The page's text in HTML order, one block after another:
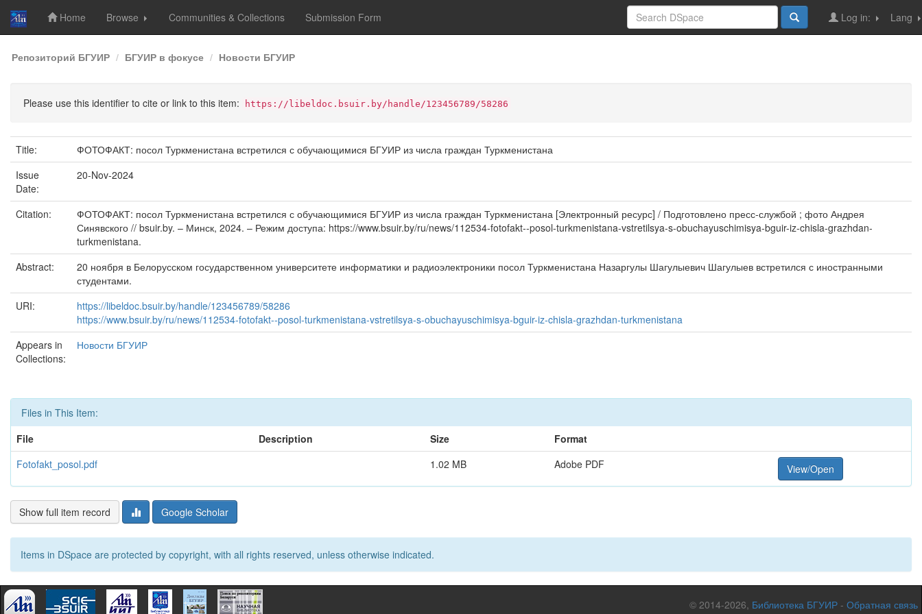
Skip
navigation
Home Browse Communities & Collections Submission Form Lang
Log in:
Репозиторий БГУИР БГУИР в фокусе Новости БГУИР
Please use this identifier to cite or link to this item: https://libeldoc.bsuir.by/handle/123456789/58286
Title:
ФОТОФАКТ: посол Туркменистана встретился с обучающимися БГУИР из числа граждан Туркменистана
Issue
Date:
20-Nov-2024
Citation:
ФОТОФАКТ: посол Туркменистана встретился с обучающимися БГУИР из числа граждан Туркменистана [Электронный ресурс] / Подготовлено пресс-службой ; фото Андрея
Синявского // bsuir.by. – Минск, 2024. – Режим доступа: https://www.bsuir.by/ru/news/112534-fotofakt--posol-turkmenistana-vstretilsya-s-obuchayuschimisya-bguir-iz-chisla-grazhdan-
turkmenistana.
Abstract:
20 ноября в Белорусском государственном университете информатики и радиоэлектроники посол Туркменистана Назаргулы Шагулыевич Шагулыев встретился с иностранными
студентами.
URI:
https://libeldoc.bsuir.by/handle/123456789/58286
https://www.bsuir.by/ru/news/112534-fotofakt--posol-turkmenistana-vstretilsya-s-obuchayuschimisya-bguir-iz-chisla-grazhdan-turkmenistana
Appears in
Collections:
Новости БГУИР
Files in This Item:
File
Description Size
Format
Fotofakt_posol.pdf
1.02 MB Adobe PDF View/Open
Show full item record Google Scholar
Items in DSpace are protected by copyright, with all rights reserved, unless otherwise indicated.
© 2014-2026, Библиотека БГУИР - Обратная связь